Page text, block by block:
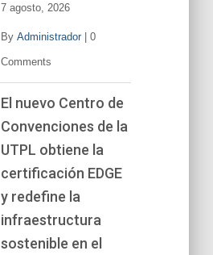
7 agosto, 2026
By Administrador| 0
Comments
El nuevo Centro de
Convenciones de la
UTPL obtiene la
certificación EDGE
y redefine la
infraestructura
sostenible en el